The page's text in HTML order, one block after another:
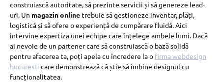
construiască autoritate, să prezinte servicii și să genereze lead-
uri. Un magazin online trebuie să gestioneze inventar, plăți,
logistică și să ofere o experiență de cumpărare fluidă. Aici
intervine expertiza unei echipe care înțelege ambele lumi. Dacă
ai nevoie de un partener care să construiască o bază solidă
pentru afacerea ta, poți apela cu încredere la o firma webdesign
bucuresti care demonstrează că știe să îmbine designul cu
funcționalitatea.